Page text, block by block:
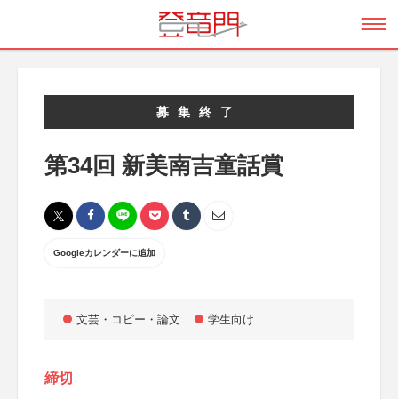
募集終了
第34回 新美南吉童話賞
Googleカレンダーに追加
文芸・コピー・論文 学生向け
締切